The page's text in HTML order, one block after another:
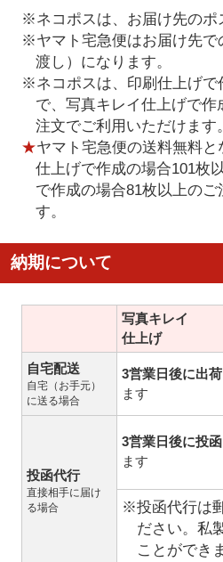
※ネコポスは、お届け先のポ
※ヤマト宅急便はお届け先で
渡し）になります。
※ネコポスは、印刷仕上げで
で、写真キレイ仕上げで作
注文でご利用いただけます
★ヤマト宅急便の送料無料と
仕上げで作成の場合101枚
で作成の場合81枚以上のご
す。
納期について
写真キレイ
仕上げ
自宅配送
自宅（お手元）
に送る場合
3営業日後に出荷
ます
投函代行
直接相手に届け
る場合
3営業日後に投函
ます
※投函代行は
ださい。私
ことができ